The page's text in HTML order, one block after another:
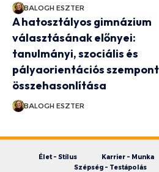
BALOGH ESZTER
A hatosztályos gimnázium
választásának előnyei:
tanulmányi, szociális és
pályaorientációs
összehasonlítása
BALOGH ESZTER
Élet – Stílus Karrier – Munka
Szépség – Testápolás